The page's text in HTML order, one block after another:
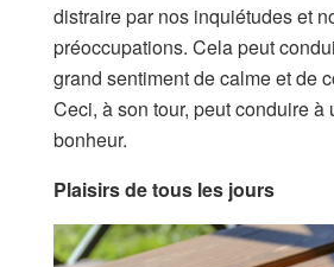
distraire par nos inquiétudes et
préoccupations. Cela peut
grand sentiment de calme et de
Ceci, à son tour, peut conduire à
bonheur.
Plaisirs de tous les jours